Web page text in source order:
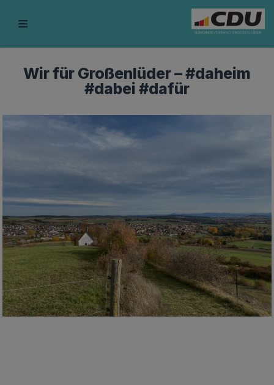
Inhalt
Wir für Großenlüder – #daheim
#dabei #dafür